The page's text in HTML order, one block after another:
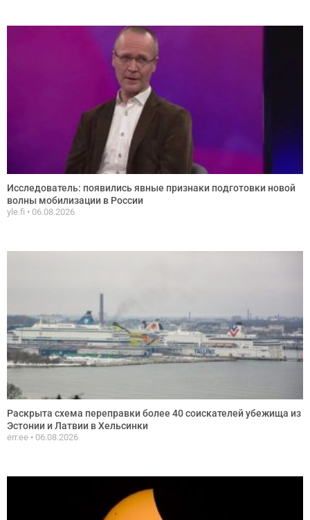
Исследователь: появились явные признаки подготовки новой
волны мобилизации в России
yle.fi 06.08.2026
Раскрыта схема переправки более 40 соискателей убежища из
Эстонии и Латвии в Хельсинки
err.ee 06.08.2026